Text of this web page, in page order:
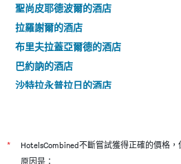
聖尚皮耶德波爾的酒店
拉羅謝爾的酒店
布里夫拉蓋亞爾德的酒店
巴約訥的酒店
沙特拉永普拉日的酒店
拉特斯特德布赫的酒店
* HotelsCombined不斷嘗試獲得正確的價格，
原因是：